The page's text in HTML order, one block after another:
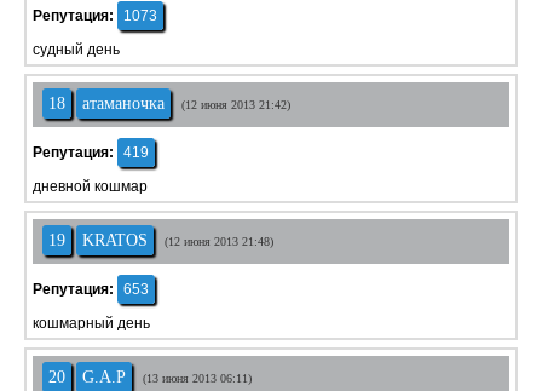
Репутация:
1073
судный день
18 атаманочка (12 июня 2013 21:42)
Репутация:
419
дневной кошмар
19 KRATOS (12 июня 2013 21:48)
Репутация:
653
кошмарный день
20 G.A.P (13 июня 2013 06:11)